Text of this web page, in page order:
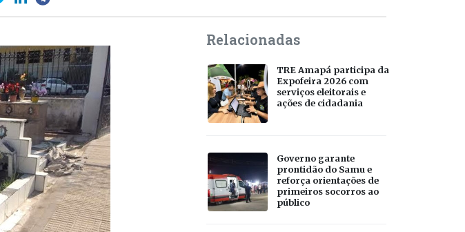
Relacionadas
TRE Amapá participa da
Expofeira 2026 com
serviços eleitorais e
ações de cidadania
Governo garante
prontidão do Samu e
reforça orientações de
primeiros socorros ao
público